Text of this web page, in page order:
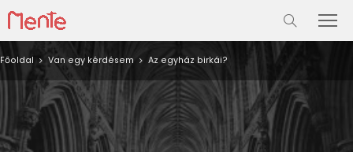
Főoldal Van egy kérdésem Az egyház birkái?